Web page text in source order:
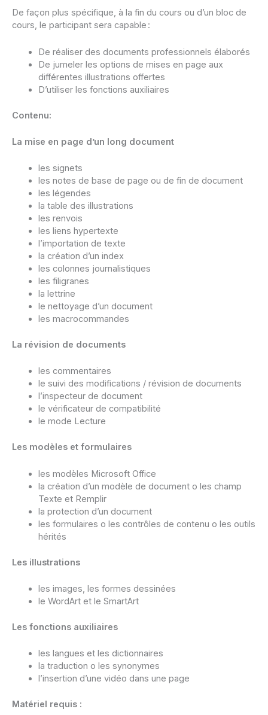
De façon plus spécifique, à la fin du cours ou d’un bloc de
cours, le participant sera capable :
De réaliser des documents professionnels élaborés
De jumeler les options de mises en page aux
différentes illustrations offertes
D’utiliser les fonctions auxiliaires
Contenu:
La mise en page d’un long document
les signets
les notes de base de page ou de fin de document
les légendes
la table des illustrations
les renvois
les liens hypertexte
l’importation de texte
la création d’un index
les colonnes journalistiques
les filigranes
la lettrine
le nettoyage d’un document
les macrocommandes
La révision de documents
les commentaires
le suivi des modifications / révision de documents
l’inspecteur de document
le vérificateur de compatibilité
le mode Lecture
Les modèles et formulaires
les modèles Microsoft Office
la création d’un modèle de document o les champ
Texte et Remplir
la protection d’un document
les formulaires o les contrôles de contenu o les outils
hérités
Les illustrations
les images, les formes dessinées
le WordArt et le SmartArt
Les fonctions auxiliaires
les langues et les dictionnaires
la traduction o les synonymes
l’insertion d’une vidéo dans une page
Matériel requis :